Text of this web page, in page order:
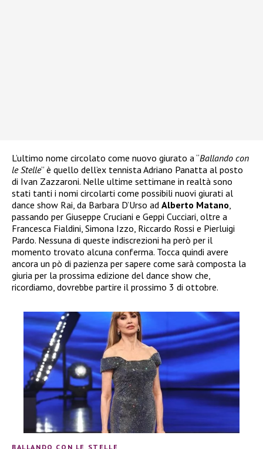
L’ultimo nome circolato come nuovo giurato a “Ballando con
le Stelle” è quello dell’ex tennista Adriano Panatta al posto
di Ivan Zazzaroni. Nelle ultime settimane in realtà sono
stati tanti i nomi circolarti come possibili nuovi giurati al
dance show Rai, da Barbara D’Urso ad Alberto Matano
passando per Giuseppe Cruciani e Geppi Cucciari, oltre a
Francesca Fialdini, Simona Izzo, Riccardo Rossi e Pierluigi
Pardo. Nessuna di queste indiscrezioni ha però per il
momento trovato alcuna conferma. Tocca quindi avere
ancora un pò di pazienza per sapere come sarà composta la
giuria per la prossima edizione del dance show che,
ricordiamo, dovrebbe partire il prossimo 3 di ottobre.
BALLANDO CON LE STELLE